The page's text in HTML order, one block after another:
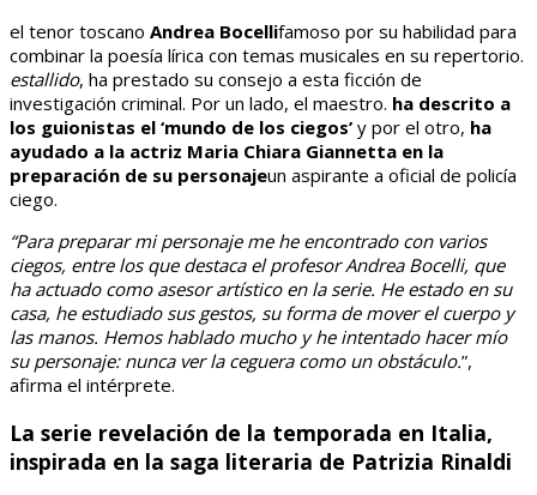
el tenor toscano Andrea Bocellifamoso por su habilidad para
combinar la poesía lírica con temas musicales en su repertorio.
estallido, ha prestado su consejo a esta ficción de
investigación criminal. Por un lado, el maestro. ha descrito a
los guionistas el ‘mundo de los ciegos’ y por el otro, ha
ayudado a la actriz Maria Chiara Giannetta en la
preparación de su personajeun aspirante a oficial de policía
ciego.
“Para preparar mi personaje me he encontrado con varios
ciegos, entre los que destaca el profesor Andrea Bocelli, que
ha actuado como asesor artístico en la serie. He estado en su
casa, he estudiado sus gestos, su forma de mover el cuerpo y
las manos. Hemos hablado mucho y he intentado hacer mío
su personaje: nunca ver la ceguera como un obstáculo.”,
afirma el intérprete.
La serie revelación de la temporada en Italia,
inspirada en la saga literaria de Patrizia Rinaldi